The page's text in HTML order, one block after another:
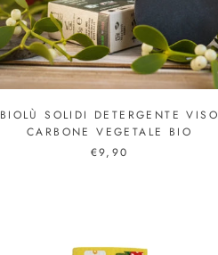
BIOLÙ SOLIDI DETERGENTE VISO
CARBONE VEGETALE BIO
€9,90